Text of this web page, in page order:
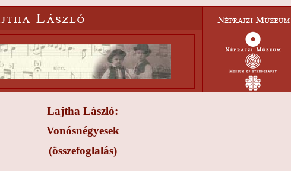
Lajtha László:
Vonósnégyesek
(összefoglalás)